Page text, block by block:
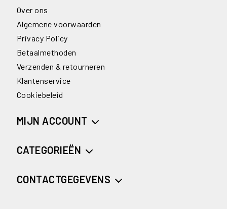
Over ons
Algemene voorwaarden
Privacy Policy
Betaalmethoden
Verzenden & retourneren
Klantenservice
Cookiebeleid
MIJN ACCOUNT
CATEGORIEËN
CONTACTGEGEVENS